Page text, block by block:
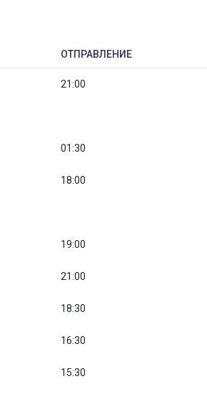
ОТПРАВЛЕНИЕ
21:00
01:30
18:00
19:00
21:00
18:30
16:30
15:30